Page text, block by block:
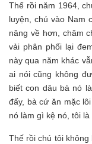
Thế rồi năm 1964,
luyện, chú vào Nam
năng về hơn, chăm
vải phân phối lại
này qua năm khác
ai nói cũng không
biết con dâu bà nó
đấy, bà cứ ăn mặc
nó làm gì kệ nó, tôi
Thế rồi chú tôi